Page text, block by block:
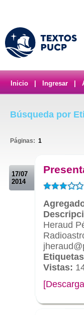
Inicio Ingresar
Búsqueda por
Páginas: 1
17/07
2014
Heraud
Vistas: